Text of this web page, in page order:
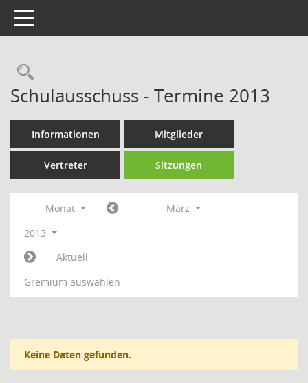
Toggle navigation
Rechercheauswahl
Schulausschuss - Termine 2013
Informationen Mitglieder
Vertreter Sitzungen
Monat
März
2013
Aktuell
Gremium auswählen
Keine Daten gefunden.